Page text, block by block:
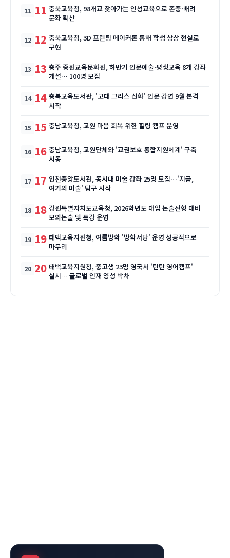
11 충북교육청, 98개교 찾아가는 인성교육으로 존중·배려
문화 확산
12 충북교육청, 3D 프린팅 메이커톤 통해 학생 상상 현실로
구현
13 충주 중원교육문화원, 하반기 인문예술·평생교육 8개 강좌
개설… 100명 모집
14 충북교육도서관, '고대 그리스 신화' 인문 강연 9월 본격
시작
15 충남교육청, 교원 마음 회복 위한 힐링 캠프 운영
16 충남교육청, 교원단체와 '교권보호 통합지원체계' 구축
시동
17 인천중앙도서관, 동시대 미술 강좌 25명 모집…'지금,
여기의 미술' 탐구 시작
18 강원특별자치도교육청, 2026학년도 대입 논술전형 대비
모의논술 및 특강 운영
19 태백교육지원청, 여름방학 '방학서당' 운영 성공적으로
마무리
20 태백교육지원청, 중고생 23명 영국서 '탄탄 영어캠프'
실시… 글로벌 인재 양성 박차